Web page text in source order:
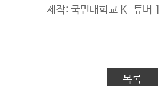
제작: 국민대학교 K-튜버
목록